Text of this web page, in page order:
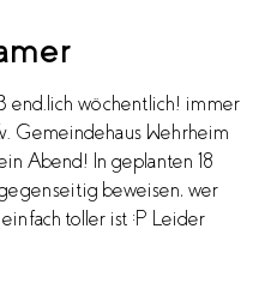
wöchentlich! immer
Gemeindehaus Wehrheim
Abend! In geplanten 18
beweisen, wer
toller ist :P Leider